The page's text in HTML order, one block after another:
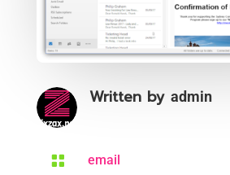
Written by admin
 email